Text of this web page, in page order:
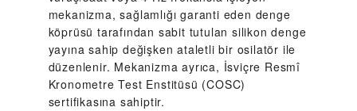
mekanizma, sağlamlığı garanti eden denge
köprüsü tarafından sabit tutulan silikon denge
yayına sahip değişken ataletli bir osilatör ile
düzenlenir. Mekanizma ayrıca, İsviçre Resmî
Kronometre Test Enstitüsü (COSC)
sertifikasına sahiptir.